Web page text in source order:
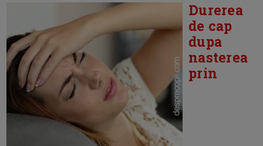
Durerea
de cap
dupa
nasterea
prin